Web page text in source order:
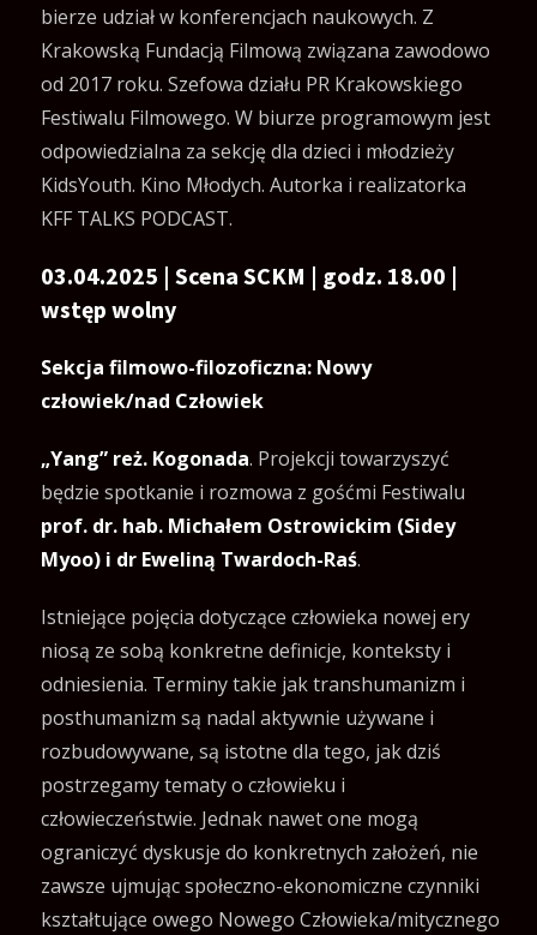
bierze udział w konferencjach naukowych. Z
Krakowską Fundacją Filmową związana zawodowo
od 2017 roku. Szefowa działu PR Krakowskiego
Festiwalu Filmowego. W biurze programowym jest
odpowiedzialna za sekcję dla dzieci i młodzieży
KidsYouth. Kino Młodych. Autorka i realizatorka
KFF TALKS PODCAST.
03.04.2025 | Scena SCKM | godz. 18.00 |
wstęp wolny
Sekcja filmowo-filozoficzna: Nowy
człowiek/nad Człowiek
„Yang” reż. Kogonada. Projekcji towarzyszyć
będzie spotkanie i rozmowa z gośćmi Festiwalu
prof. dr. hab. Michałem Ostrowickim (Sidey
Myoo) i dr Eweliną Twardoch-Raś.
Istniejące pojęcia dotyczące człowieka nowej ery
niosą ze sobą konkretne definicje, konteksty i
odniesienia. Terminy takie jak transhumanizm i
posthumanizm są nadal aktywnie używane i
rozbudowywane, są istotne dla tego, jak dziś
postrzegamy tematy o człowieku i
człowieczeństwie. Jednak nawet one mogą
ograniczyć dyskusje do konkretnych założeń, nie
zawsze ujmując społeczno-ekonomiczne czynniki
kształtujące owego Nowego Człowieka/mitycznego